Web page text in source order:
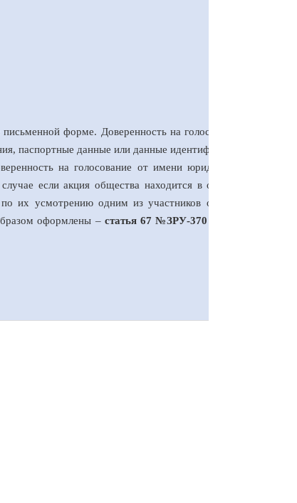
форме. Доверенность на голосование должна
паспортные данные или данные идентификационной
на голосование от имени юридического лица
если акция общества находится в общей долевой
их усмотрению одним из участников общей долевой
оформлены – статья 67№ЗРУ-370 от 6 мая 2014